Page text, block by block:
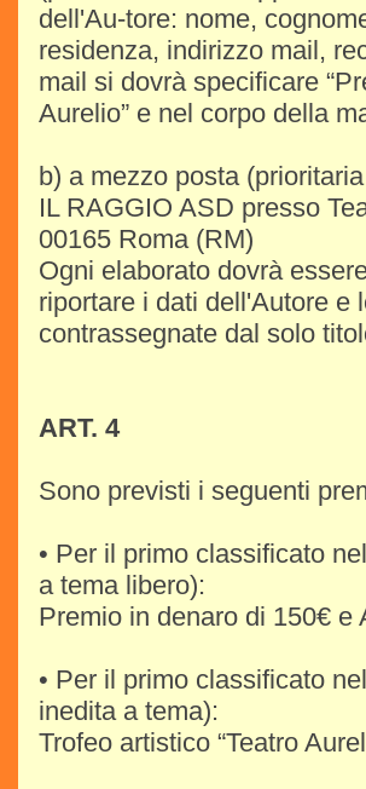
dell'Au-tore: nome,
residenza, indirizzo mail,
mail si dovrà specificare
Aurelio” e nel corpo della
b) a mezzo posta
IL RAGGIO ASD presso
00165 Roma (RM)
Ogni elaborato dovrà
riportare i dati dell'Autore e
contrassegnate dal solo
ART. 4
Sono previsti i seguenti
• Per il primo classificato
a tema libero):
Premio in denaro di 150€ e
• Per il primo classificato
inedita a tema):
Trofeo artistico “Teatro